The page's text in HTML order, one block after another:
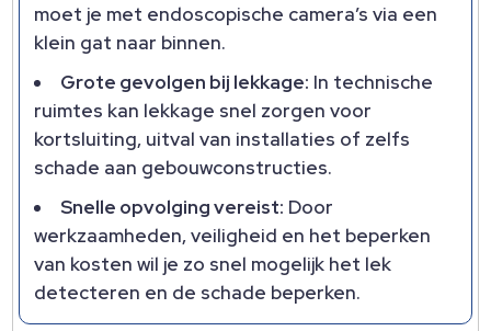
moet je met endoscopische camera’s via een
klein gat naar binnen.
Grote gevolgen bij lekkage: In technische
ruimtes kan lekkage snel zorgen voor
kortsluiting, uitval van installaties of zelfs
schade aan gebouwconstructies.
Snelle opvolging vereist: Door
werkzaamheden, veiligheid en het beperken
van kosten wil je zo snel mogelijk het lek
detecteren en de schade beperken.